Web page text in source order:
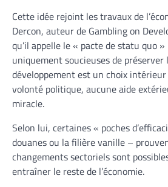
Cette idée rejoint les travaux de
Dercon, auteur de Gambling on
qu’il appelle le « pacte de statu quo
uniquement soucieuses de
développement est un choix
volonté politique, aucune aide
miracle.
Selon lui, certaines « poches
douanes ou la filière vanille –
changements sectoriels sont
entraîner le reste de l’économie.